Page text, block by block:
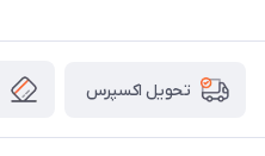
تحویل اکسپرس